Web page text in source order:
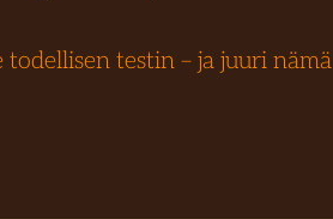
testin – ja juuri nämä